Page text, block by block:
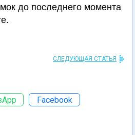
до последнего момента
СЛЕДУЮЩАЯ СТАТЬЯ
Facebook